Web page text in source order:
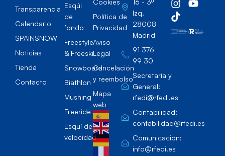
Transparencia
Calendario
SPAINSNOW
Noticias
Tienda
Contacto
Esqúi
de
fondo
Freestyle
& Freeski
Snowboard
Biathlon
Mushing
Freeride
Esquí de
velocidad
Política de
Privacidad
Aviso
Legal
Cancelación
y reembolso
Mapa
web
Izq.
28008
Madrid
91 376
99 30
Secretaría y
General:
rfedi@rfedi.es
Contabilidad:
contabilidad@rfedi.es
Comunicación:
info@rfedi.es